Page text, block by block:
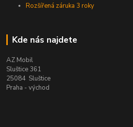
Rozšířená záruka 3 roky
Kde nás najdete
AZ Mobil
Sluštice 361
25084 Sluštice
Praha - východ